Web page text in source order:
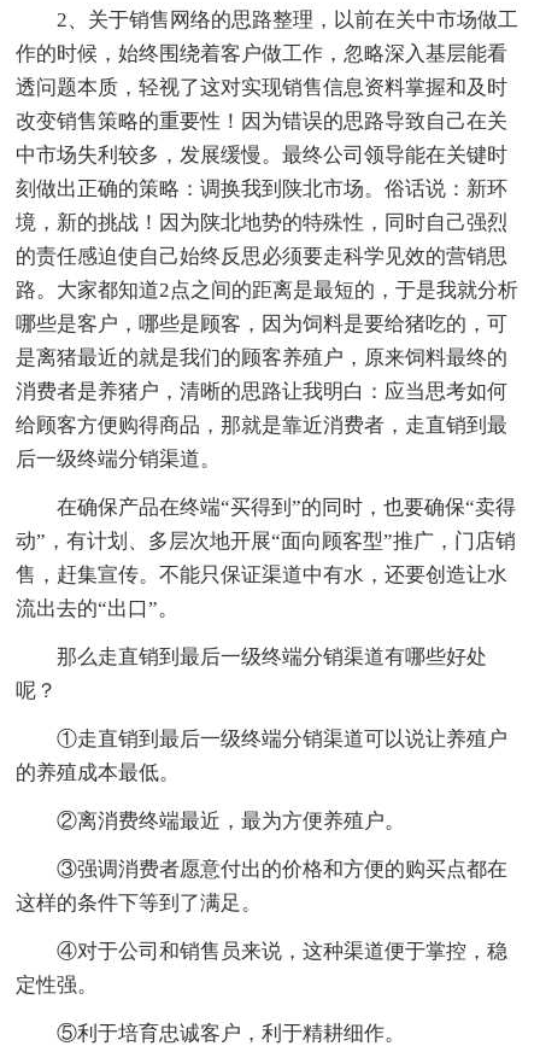
2、关于销售网络的思路整理，以前在关中市场做工
作的时候，始终围绕着客户做工作，忽略深入基层能看
透问题本质，轻视了这对实现销售信息资料掌握和及时
改变销售策略的重要性！因为错误的思路导致自己在关
中市场失利较多，发展缓慢。最终公司领导能在关键时
刻做出正确的策略：调换我到陕北市场。俗话说：新环
境，新的挑战！因为陕北地势的特殊性，同时自己强烈
的责任感迫使自己始终反思必须要走科学见效的营销思
路。大家都知道2点之间的距离是最短的，于是我就分析
哪些是客户，哪些是顾客，因为饲料是要给猪吃的，可
是离猪最近的就是我们的顾客养殖户，原来饲料最终的
消费者是养猪户，清晰的思路让我明白：应当思考如何
给顾客方便购得商品，那就是靠近消费者，走直销到最
后一级终端分销渠道。
在确保产品在终端“买得到”的同时，也要确保“卖得
动”，有计划、多层次地开展“面向顾客型”推广，门店销
售，赶集宣传。不能只保证渠道中有水，还要创造让水
流出去的“出口”。
那么走直销到最后一级终端分销渠道有哪些好处
呢？
①走直销到最后一级终端分销渠道可以说让养殖户
的养殖成本最低。
②离消费终端最近，最为方便养殖户。
③强调消费者愿意付出的价格和方便的购买点都在
这样的条件下等到了满足。
④对于公司和销售员来说，这种渠道便于掌控，稳
定性强。
⑤利于培育忠诚客户，利于精耕细作。